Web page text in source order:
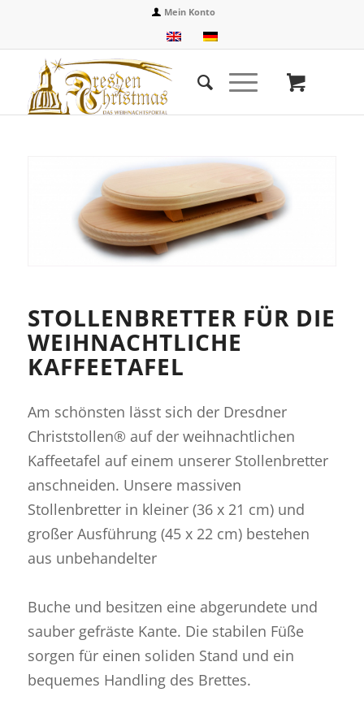
Mein Konto
STOLLENBRETTER FÜR DIE
WEIHNACHTLICHE
KAFFEETAFEL
Am schönsten lässt sich der Dresdner
Christstollen® auf der weihnachtlichen
Kaffeetafel auf einem unserer Stollenbretter
anschneiden. Unsere massiven
Stollenbretter in kleiner (36 x 21 cm) und
großer Ausführung (45 x 22 cm) bestehen
aus unbehandelter
Buche und besitzen eine abgerundete und
sauber gefräste Kante. Die stabilen Füße
sorgen für einen soliden Stand und ein
bequemes Handling des Brettes.